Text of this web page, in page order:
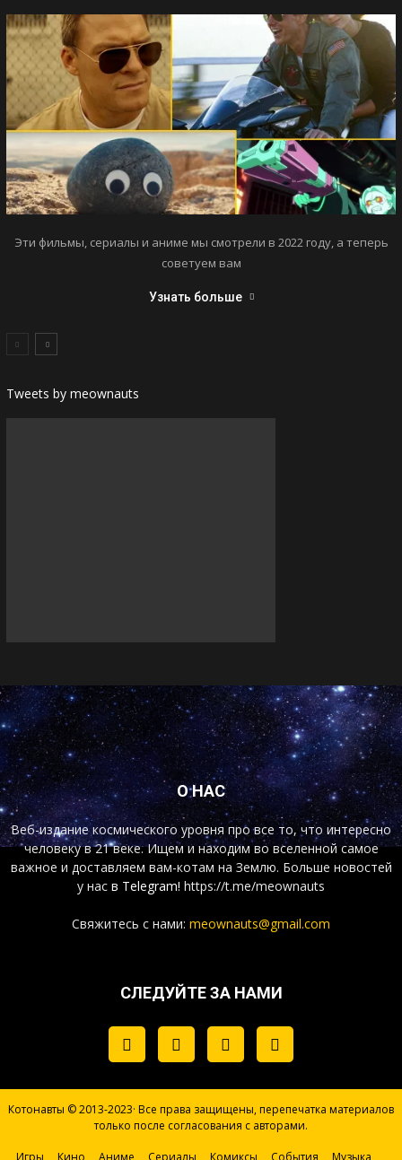
Эти фильмы, сериалы и аниме мы смотрели в 2022 году, а теперь
советуем вам
Узнать больше
Tweets by meownauts
О НАС
Веб-издание космического уровня про все то, что интересно
человеку в 21 веке. Ищем и находим во вселенной самое
важное и доставляем вам-котам на Землю. Больше новостей
у нас в Telegram! https://t.me/meownauts
Свяжитесь с нами: meownauts@gmail.com
СЛЕДУЙТЕ ЗА НАМИ
Котонавты © 2013-2023· Все права защищены, перепечатка материалов
только после согласования с авторами.
Игры Кино Аниме Сериалы Комиксы События Музыка